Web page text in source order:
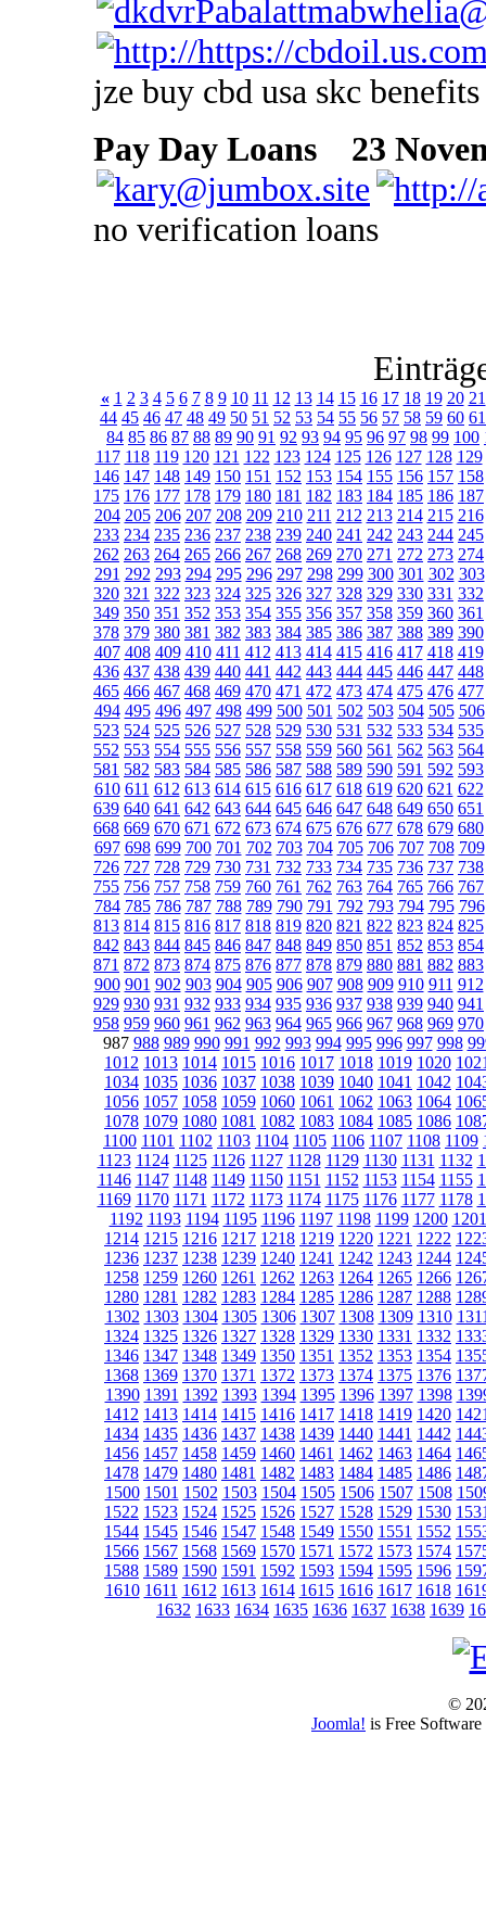
jze buy cbd usa skc
Pay Day Loans
23
no verification loans
« 1 2 3 4 5 6 7 8 9 10 11 12 13 14 15 16 17 18 19 20 21
44 45 46 47 48 49 50 51 52 53 54 55 56 57 58 59 60 61
84 85 86 87 88 89 90 91 92 93 94 95 96 97 98 99 100
117 118 119 120 121 122 123 124 125 126 127 128 129
146 147 148 149 150 151 152 153 154 155 156 157 158
175 176 177 178 179 180 181 182 183 184 185 186 187
204 205 206 207 208 209 210 211 212 213 214 215 216
233 234 235 236 237 238 239 240 241 242 243 244 245
262 263 264 265 266 267 268 269 270 271 272 273 274
291 292 293 294 295 296 297 298 299 300 301 302 303
320 321 322 323 324 325 326 327 328 329 330 331 332
349 350 351 352 353 354 355 356 357 358 359 360 361
378 379 380 381 382 383 384 385 386 387 388 389 390
407 408 409 410 411 412 413 414 415 416 417 418 419
436 437 438 439 440 441 442 443 444 445 446 447 448
465 466 467 468 469 470 471 472 473 474 475 476 477
494 495 496 497 498 499 500 501 502 503 504 505 506
523 524 525 526 527 528 529 530 531 532 533 534 535
552 553 554 555 556 557 558 559 560 561 562 563 564
581 582 583 584 585 586 587 588 589 590 591 592 593
610 611 612 613 614 615 616 617 618 619 620 621 622
639 640 641 642 643 644 645 646 647 648 649 650 651
668 669 670 671 672 673 674 675 676 677 678 679 680
697 698 699 700 701 702 703 704 705 706 707 708 709
726 727 728 729 730 731 732 733 734 735 736 737 738
755 756 757 758 759 760 761 762 763 764 765 766 767
784 785 786 787 788 789 790 791 792 793 794 795 796
813 814 815 816 817 818 819 820 821 822 823 824 825
842 843 844 845 846 847 848 849 850 851 852 853 854
871 872 873 874 875 876 877 878 879 880 881 882 883
900 901 902 903 904 905 906 907 908 909 910 911 912
929 930 931 932 933 934 935 936 937 938 939 940 941
958 959 960 961 962 963 964 965 966 967 968 969 970
987 988 989 990 991 992 993 994 995 996 997 998
1012 1013 1014 1015 1016 1017 1018 1019 1020
1034 1035 1036 1037 1038 1039 1040 1041 1042
1056 1057 1058 1059 1060 1061 1062 1063 1064
1078 1079 1080 1081 1082 1083 1084 1085 1086
1100 1101 1102 1103 1104 1105 1106 1107 1108 1109
1123 1124 1125 1126 1127 1128 1129 1130 1131 1132
1146 1147 1148 1149 1150 1151 1152 1153 1154 1155
1169 1170 1171 1172 1173 1174 1175 1176 1177 1178
1192 1193 1194 1195 1196 1197 1198 1199 1200 1201
1214 1215 1216 1217 1218 1219 1220 1221 1222
1236 1237 1238 1239 1240 1241 1242 1243 1244
1258 1259 1260 1261 1262 1263 1264 1265 1266
1280 1281 1282 1283 1284 1285 1286 1287 1288
1302 1303 1304 1305 1306 1307 1308 1309 1310
1324 1325 1326 1327 1328 1329 1330 1331 1332
1346 1347 1348 1349 1350 1351 1352 1353 1354
1368 1369 1370 1371 1372 1373 1374 1375 1376
1390 1391 1392 1393 1394 1395 1396 1397 1398
1412 1413 1414 1415 1416 1417 1418 1419 1420
1434 1435 1436 1437 1438 1439 1440 1441 1442
1456 1457 1458 1459 1460 1461 1462 1463 1464
1478 1479 1480 1481 1482 1483 1484 1485 1486
1500 1501 1502 1503 1504 1505 1506 1507 1508
1522 1523 1524 1525 1526 1527 1528 1529 1530
1544 1545 1546 1547 1548 1549 1550 1551 1552
1566 1567 1568 1569 1570 1571 1572 1573 1574
1588 1589 1590 1591 1592 1593 1594 1595 1596
1610 1611 1612 1613 1614 1615 1616 1617 1618
1632 1633 1634 1635 1636 1637 1638 1639
©
Joomla! is Free